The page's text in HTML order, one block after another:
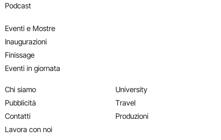
Podcast
Eventi e Mostre
Inaugurazioni
Finissage
Eventi in giornata
Chi siamo
Pubblicità
Contatti
Lavora con noi
University
Travel
Produzioni